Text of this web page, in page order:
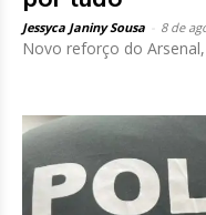
Jessyca Janiny Sousa 8 de
Novo reforço do